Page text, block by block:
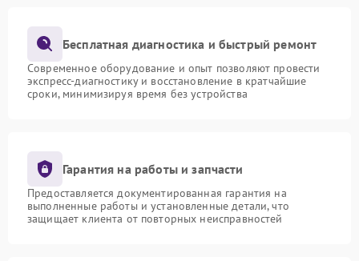
Бесплатная диагностика и быстрый ремонт
Современное оборудование и опыт позволяют провести
экспресс-диагностику и восстановление в кратчайшие
сроки, минимизируя время без устройства
Гарантия на работы и запчасти
Предоставляется документированная гарантия на
выполненные работы и установленные детали, что
защищает клиента от повторных неисправностей